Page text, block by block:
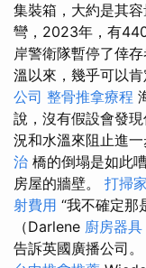
集裝箱，大約是其
彎，2023年，有
岸警衛隊暫停了倖
溫以來，幾乎可以
公司 整骨推拿療程
說，沒有假設會發
況和水溫來阻止進一
治 橋的倒塌是如此
房屋的牆壁。 打掃
射費用 “我不確定那
（Darlene 廚房器具
告訴英國廣播公司